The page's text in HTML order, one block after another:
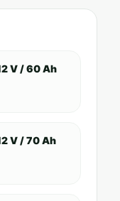
V / 60 Ah
V / 70 Ah